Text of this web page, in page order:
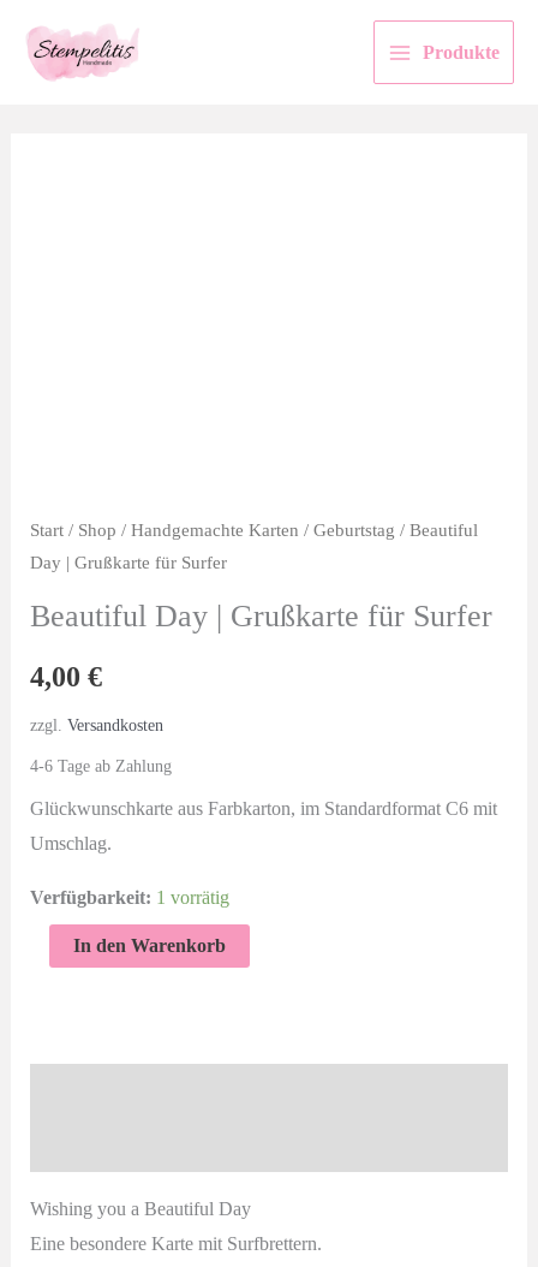
Inhalt
springen
Produkte
Start/ Shop / Handgemachte Karten / Geburtstag / Beautiful
Day | Grußkarte für Surfer
Beautiful Day | Grußkarte für Surfer
4,00 €
zzgl. Versandkosten
4-6 Tage ab Zahlung
Glückwunschkarte aus Farbkarton, im Standardformat C6 mit
Umschlag.
Verfügbarkeit: 1 vorrätig
BeautifulIn den Warenkorb
Wishing you a Beautiful Day
Eine besondere Karte mit Surfbrettern.